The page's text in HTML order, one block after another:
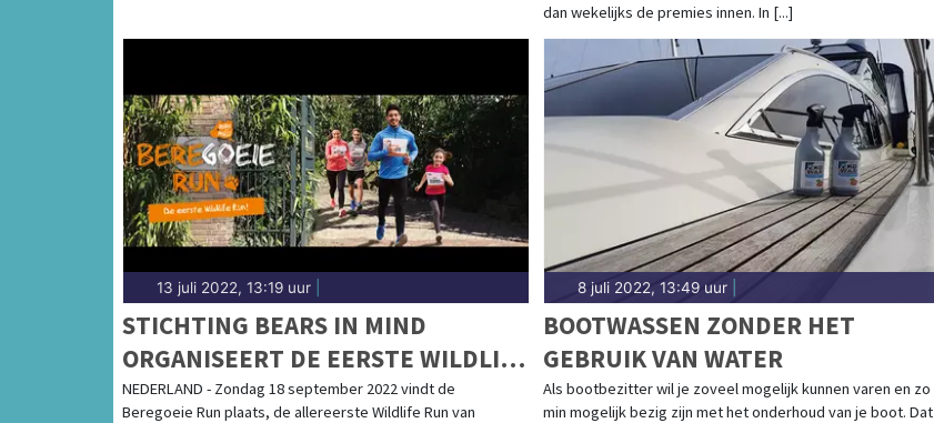
dan wekelijks de premies innen. In [...]
13 juli 2022, 13:19 uur
STICHTING BEARS IN MIND
ORGANISEERT DE EERSTE WILDLIFE
RUN VAN NEDERLAND
NEDERLAND - Zondag 18 september 2022 vindt de
Beregoeie Run plaats, de allereerste Wildlife Run van
8 juli 2022, 13:49 uur|
BOOTWASSEN ZONDER HET
GEBRUIK VAN WATER
Als bootbezitter wil je zoveel mogelijk kunnen varen en zo
min mogelijk bezig zijn met het onderhoud van je boot. Dat